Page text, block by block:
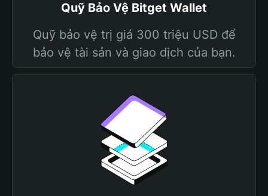
Quỹ Bảo Vệ Bitget Wallet
Quỹ bảo vệ trị giá 300 triệu USD để
bảo vệ tài sản và giao dịch của bạn.